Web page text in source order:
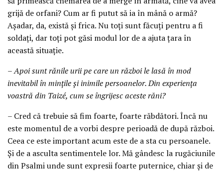
grijă de orfani? Cum ar fi putut să ia în mână o armă?
Așadar, da, există și frica. Nu toți sunt făcuți pentru a fi
soldați, dar toți pot găsi modul lor de a ajuta țara în
această situație.
– Apoi sunt rănile urii pe care un război le lasă în mod
inevitabil în mințile și inimile persoanelor. Din experiența
voastră din Taizé, cum se îngrijesc aceste răni?
– Cred că trebuie să fim foarte, foarte răbdători. Încă nu
este momentul de a vorbi despre perioadă de după război.
Ceea ce este important acum este de a sta cu persoanele.
Și de a asculta sentimentele lor. Mă gândesc la rugăciunile
din Psalmi unde sunt expresii foarte puternice, chiar și de